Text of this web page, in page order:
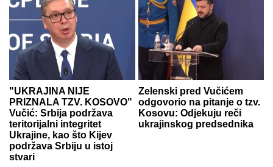
"UKRAJINA NIJE
PRIZNALA TZV. KOSOVO"
Vučić: Srbija podržava
teritorijalni integritet
Ukrajine, kao što Kijev
podržava Srbiju u istoj
stvari
Zelenski pred Vučićem
odgovorio na pitanje o tzv.
Kosovu: Odjekuju reči
ukrajinskog predsednika